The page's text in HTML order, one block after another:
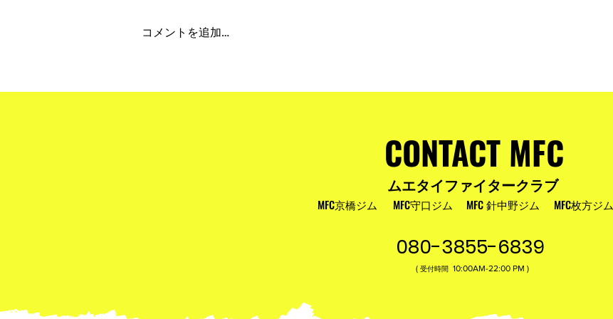
コメントを追加…
CONTACT MFC
ムエタイファイタークラブ
MFC京橋ジム MFC守口ジム MFC枚方ジム
MFC 針中野ジム
080-3855-6839
( 受付時間 10:00AM-22:00​ PM )